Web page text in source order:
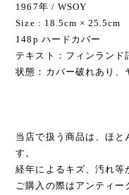
1967年 / WSOY
Size : 18.5cm × 25.5cm
148p ハードカバー
テキスト：フィンランド
状態：カバー破れあり、
当店で扱う商品は、ほと
す。
経年によるキズ、汚れ等
ご購入の際はアンティー